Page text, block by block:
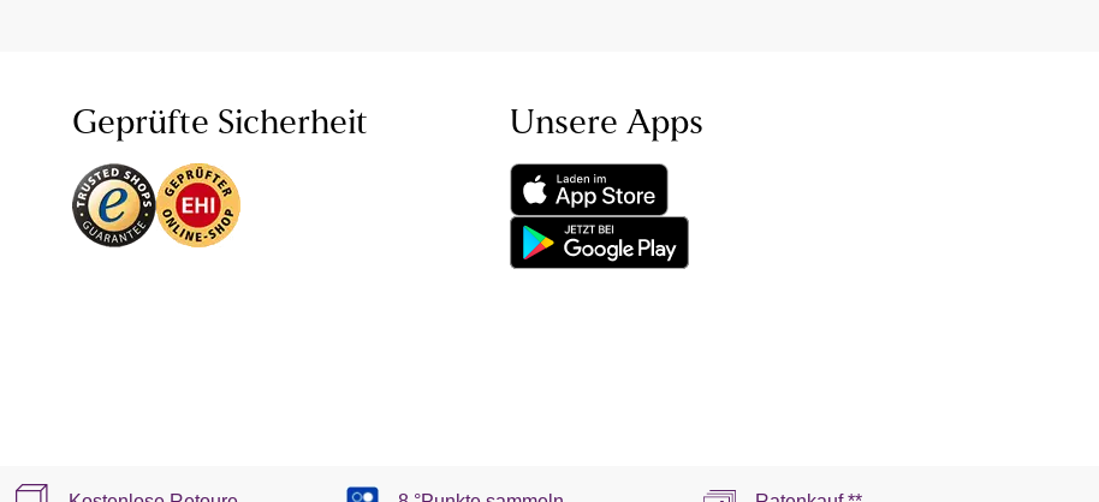
Geprüfte Sicherheit Unsere Apps